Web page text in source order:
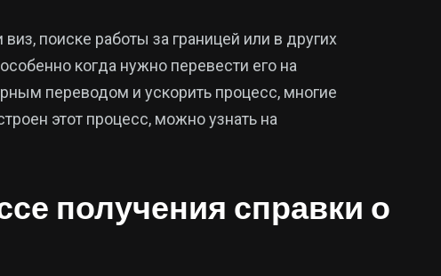
поиске работы за границей или в других
когда нужно перевести его на
переводом и ускорить процесс, многие
этот процесс, можно узнать на
получения справки о